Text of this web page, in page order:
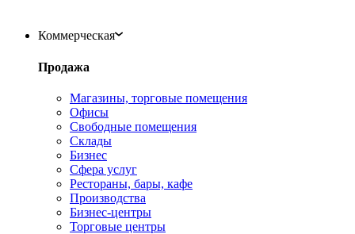
Коммерческая
Продажа
Магазины, торговые помещения
Офисы
Свободные помещения
Склады
Бизнес
Сфера услуг
Рестораны, бары, кафе
Производства
Бизнес-центры
Торговые центры